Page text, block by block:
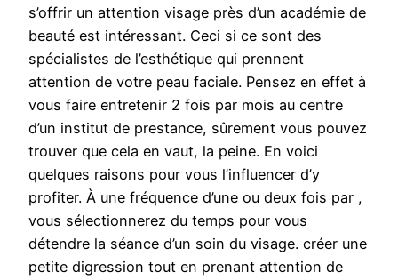
s’offrir un attention visage près d’un académie de
beauté est intéressant. Ceci si ce sont des
spécialistes de l’esthétique qui prennent
attention de votre peau faciale. Pensez en effet à
vous faire entretenir 2 fois par mois au centre
d’un institut de prestance, sûrement vous pouvez
trouver que cela en vaut, la peine. En voici
quelques raisons pour vous l’influencer d’y
profiter. À une fréquence d’une ou deux fois par ,
vous sélectionnerez du temps pour vous
détendre la séance d’un soin du visage. créer une
petite digression tout en prenant attention de